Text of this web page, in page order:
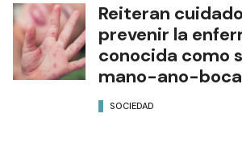
Reiteran
prevenir la
conocida como
mano-ano-boca
SOCIEDAD